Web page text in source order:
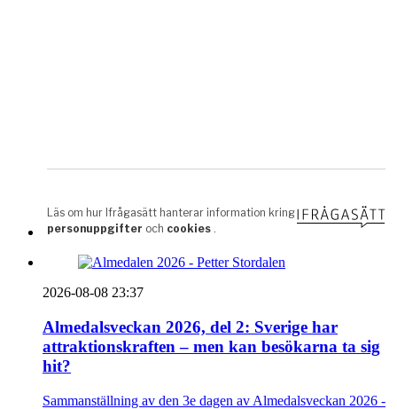
2026-08-08 23:37
Almedalsveckan 2026, del 2: Sverige har
attraktionskraften – men kan besökarna ta sig
hit?
Sammanställning av den 3e dagen av Almedalsveckan 2026 -